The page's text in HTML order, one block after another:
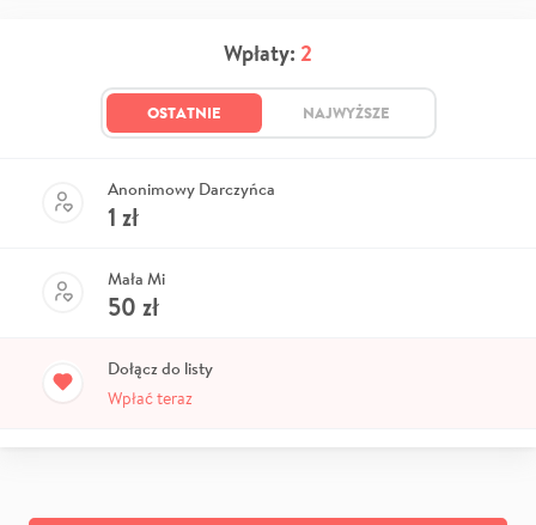
Wpłaty: 2
OSTATNIE NAJWYŻSZE
Anonimowy Darczyńca
1 zł
Mała Mi
50 zł
Dołącz do listy
Wpłać teraz